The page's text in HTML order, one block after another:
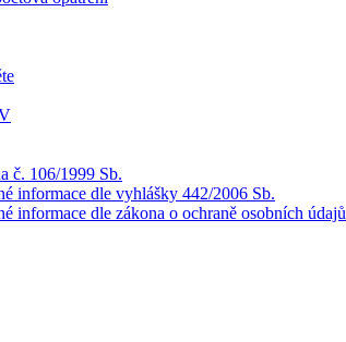
č. 106/1999 Sb.
informace dle vyhlášky 442/2006 Sb.
informace dle zákona o ochraně osobních údajů